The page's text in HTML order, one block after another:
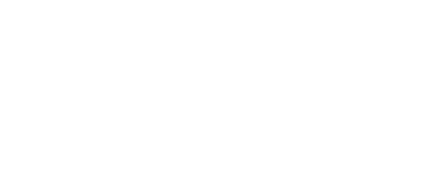
странам мира